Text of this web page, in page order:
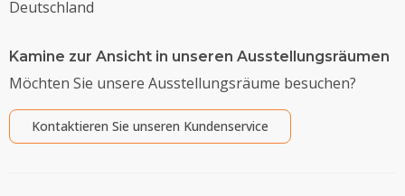
Deutschland
Kamine zur Ansicht in unseren Ausstellungsräumen
Möchten Sie unsere Ausstellungsräume besuchen?
Kontaktieren Sie unseren Kundenservice